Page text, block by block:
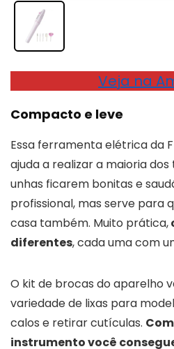
Veja na
Compacto e leve
Essa ferramenta elétrica da
ajuda a realizar a maioria
unhas ficarem bonitas e
profissional, mas serve para
casa também. Muito prática,
diferentes, cada uma com
O kit de brocas do aparelho
variedade de lixas para
calos e retirar cutículas.
instrumento você